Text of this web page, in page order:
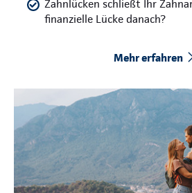
Zahnlücken schließt Ihr
finanzielle Lücke danach?
Mehr erfahren